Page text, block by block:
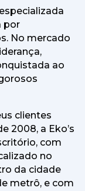
por
No mercado
ao
clientes
2008, a Eko’s
com
no
da cidade
metrô, e com